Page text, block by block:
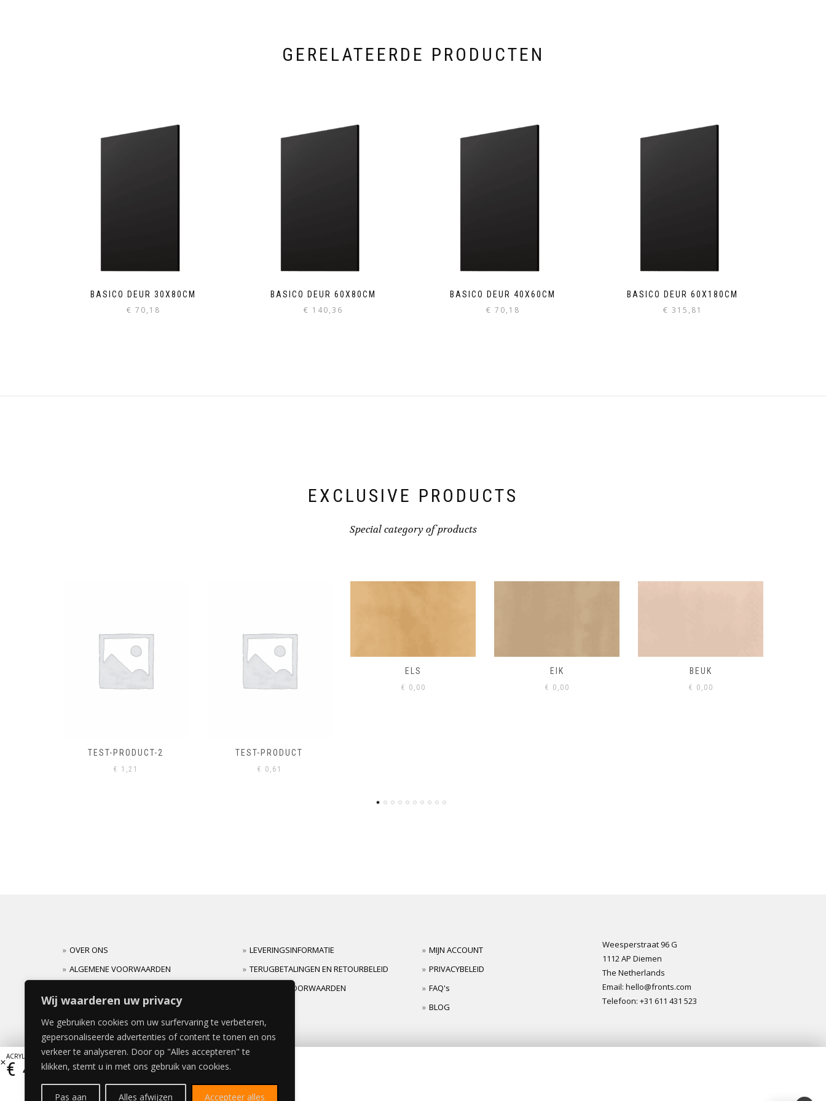
Wij waarderen uw privacy
We gebruiken cookies om uw surfervaring te verbeteren,
gepersonaliseerde advertenties of content te tonen en ons
verkeer te analyseren. Door op "Alles accepteren" te
klikken, stemt u in met ons gebruik van cookies.
Pas aan Alles afwijzen Accepteer alles
GERELATEERDE PRODUCTEN
BASICO DEUR 30X80CM
€ 70,18
BASICO DEUR 60X80CM
€ 140,36
BASICO DEUR 40X60CM
€ 70,18
BASICO DEUR 60X180CM
€ 315,81
EXCLUSIVE PRODUCTS
Special category of products
TEST-PRODUCT
€ 0,61
ELS
€0,00
EIK
€ 0,00
BEUK
€ 0,00
VISONE
€ 0,00
OVER ONS
ALGEMENE VOORWAARDEN
LEVERINGSINFORMATIE
TERUGBETALINGEN EN RETOURBELEID
GARANTIEVOORWAARDEN
MIJN ACCOUNT
PRIVACYBELEID
FAQ's
BLOG
Weesperstraat 96 G
1112 AP Diemen
The Netherlands
Email: hello@fronts.com
Telefoon: +31 611 431 523
ACRYLAAT (hoogglans) HORIZONTALE DEUR 40x40cm
€ 45,98